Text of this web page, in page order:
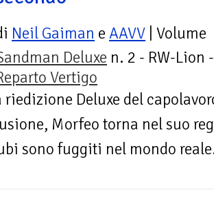
Neil Gaiman e AAVV | Volume
Deluxe n. 2 - RW-Lion -
Vertigo
Deluxe del
Morfeo torna nel suo
sono fuggiti nel mondo